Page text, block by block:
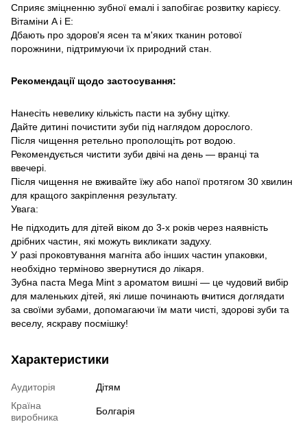
Сприяє зміцненню зубної емалі і запобігає розвитку карієсу.
Вітаміни A і E:
Дбають про здоров'я ясен та м'яких тканин ротової
порожнини, підтримуючи їх природний стан.
Рекомендації щодо застосування:
Нанесіть невелику кількість пасти на зубну щітку.
Дайте дитині почистити зуби під наглядом дорослого.
Після чищення ретельно прополощіть рот водою.
Рекомендується чистити зуби двічі на день — вранці та
ввечері.
Після чищення не вживайте їжу або напої протягом 30 хвилин
для кращого закріплення результату.
Увага:
Не підходить для дітей віком до 3-х років через наявність
дрібних частин, які можуть викликати задуху.
У разі проковтування магніта або інших частин упаковки,
необхідно терміново звернутися до лікаря.
Зубна паста Mega Mint з ароматом вишні — це чудовий вибір
для маленьких дітей, які лише починають вчитися доглядати
за своїми зубами, допомагаючи їм мати чисті, здорові зуби та
веселу, яскраву посмішку!
Характеристики
Аудиторія
Дітям
Країна
виробника
Болгарія